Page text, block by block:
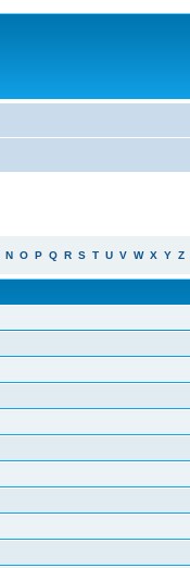
N O P Q R S T U V W X Y Z